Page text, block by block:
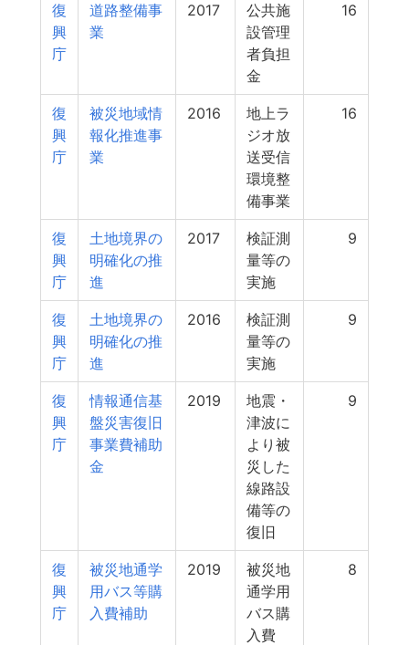
復
興
庁
道路整備事
業
2017
公共施
設管理
者負担
金
16
復
興
庁
被災地域情
報化推進事
業
2016
地上ラ
ジオ放
送受信
環境整
備事業
16
復
興
庁
土地境界の
明確化の推
進
2017
検証測
量等の
実施
9
復
興
庁
土地境界の
明確化の推
進
2016
検証測
量等の
実施
9
復
興
庁
情報通信基
盤災害復旧
事業費補助
金
2019
地震・
津波に
より被
災した
線路設
備等の
復旧
9
復
興
庁
被災地通学
用バス等購
入費補助
2019
被災地
通学用
バス購
入費
8